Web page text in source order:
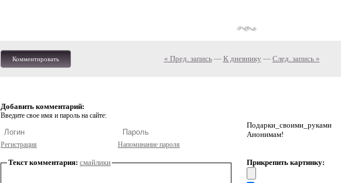
Комментировать « Пред. запись— К дневнику — След. запись »
Добавить комментарий:
Введите свое имя и пароль на сайте:
Регистрация Напоминание пароля
Анонимам!
Текст комментария: смайлики Прикрепить картинку: